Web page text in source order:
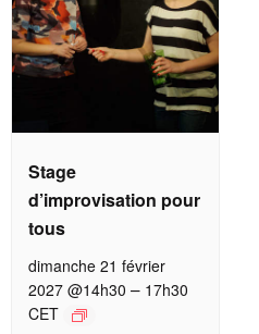
Stage
d’improvisation pour
tous
dimanche 21 février
2027 @14h30 – 17h30
CET